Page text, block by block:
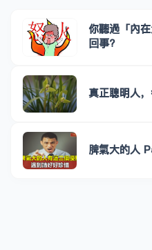
你聽過「內
回事?
真正聰明人，
脾氣大的人